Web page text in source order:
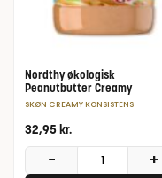
Nordthy økologisk
Peanutbutter Creamy
SKØN CREAMY KONSISTENS
32,95kr.
− +